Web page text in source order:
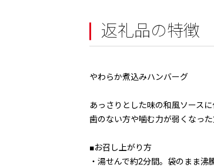
返礼品の特徴
やわらか煮込みハンバーグ
あっさりとした味の和風ソースに
歯のない方や噛む力が弱くなっ
■お召し上がり方
・湯せんで約2分間。袋のまま沸